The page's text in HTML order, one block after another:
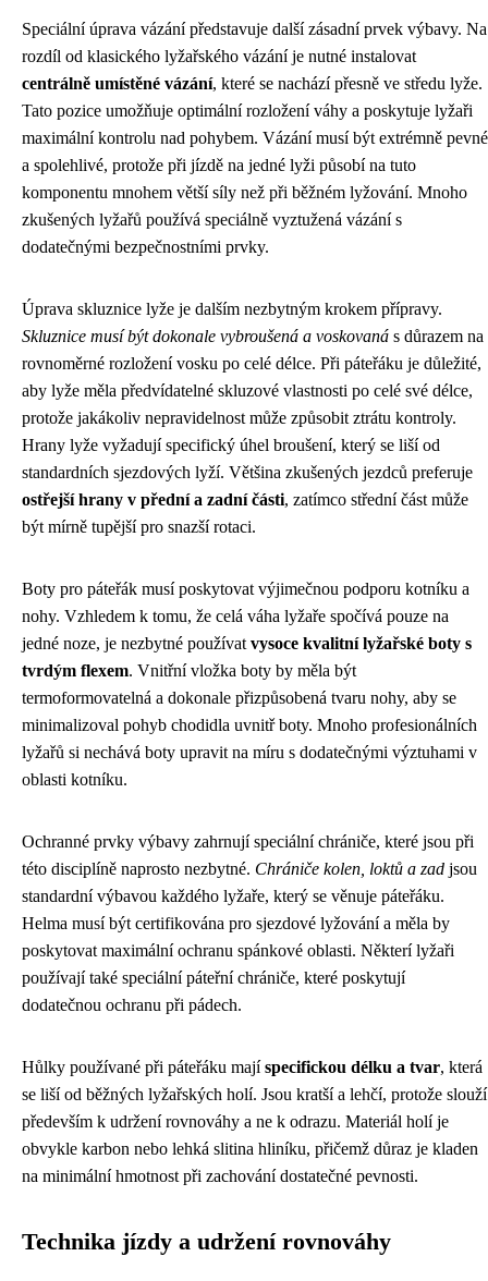
Speciální úprava vázání představuje další zásadní prvek výbavy. Na
rozdíl od klasického lyžařského vázání je nutné instalovat
centrálně umístěné vázání, které se nachází přesně ve středu lyže.
Tato pozice umožňuje optimální rozložení váhy a poskytuje lyžaři
maximální kontrolu nad pohybem. Vázání musí být extrémně pevné
a spolehlivé, protože při jízdě na jedné lyži působí na tuto
komponentu mnohem větší síly než při běžném lyžování. Mnoho
zkušených lyžařů používá speciálně vyztužená vázání s
dodatečnými bezpečnostními prvky.
Úprava skluznice lyže je dalším nezbytným krokem přípravy.
Skluznice musí být dokonale vybroušená a voskovaná s důrazem na
rovnoměrné rozložení vosku po celé délce. Při páteřáku je důležité,
aby lyže měla předvídatelné skluzové vlastnosti po celé své délce,
protože jakákoliv nepravidelnost může způsobit ztrátu kontroly.
Hrany lyže vyžadují specifický úhel broušení, který se liší od
standardních sjezdových lyží. Většina zkušených jezdců preferuje
ostřejší hrany v přední a zadní části, zatímco střední část může
být mírně tupější pro snazší rotaci.
Boty pro páteřák musí poskytovat výjimečnou podporu kotníku a
nohy. Vzhledem k tomu, že celá váha lyžaře spočívá pouze na
jedné noze, je nezbytné používat vysoce kvalitní lyžařské boty s
tvrdým flexem. Vnitřní vložka boty by měla být
termoformovatelná a dokonale přizpůsobená tvaru nohy, aby se
minimalizoval pohyb chodidla uvnitř boty. Mnoho profesionálních
lyžařů si nechává boty upravit na míru s dodatečnými výztuhami v
oblasti kotníku.
Ochranné prvky výbavy zahrnují speciální chrániče, které jsou při
této disciplíně naprosto nezbytné. Chrániče kolen, loktů a zad jsou
standardní výbavou každého lyžaře, který se věnuje páteřáku.
Helma musí být certifikována pro sjezdové lyžování a měla by
poskytovat maximální ochranu spánkové oblasti. Některí lyžaři
používají také speciální páteřní chrániče, které poskytují
dodatečnou ochranu při pádech.
Hůlky používané při páteřáku majíspecifickou délku a tvar, která
se liší od běžných lyžařských holí. Jsou kratší a lehčí, protože slouží
především k udržení rovnováhy a ne k odrazu. Materiál holí je
obvykle karbon nebo lehká slitina hliníku, přičemž důraz je kladen
na minimální hmotnost při zachování dostatečné pevnosti.
Technika jízdy a udržení rovnováhy